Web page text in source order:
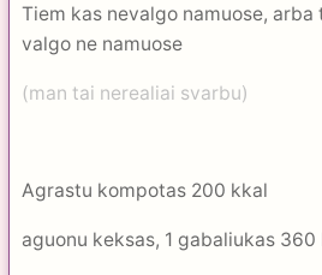
Tiem kas nevalgo namuose,
valgo ne namuose
(man tai nerealiai svarbu)
Agrastu kompotas 200 kkal
aguonu keksas, 1 gabaliukas 360